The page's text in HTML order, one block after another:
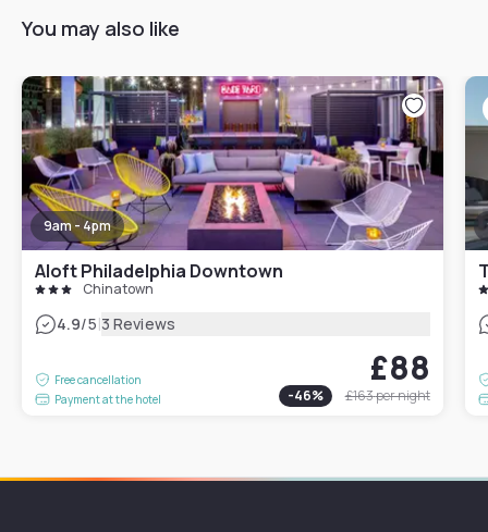
You may also like
9am - 4pm
Aloft Philadelphia Downtown
Chinatown
4.9/5|3 Reviews
Free cancellation
Payment at the hotel
£88
-46% £163per night